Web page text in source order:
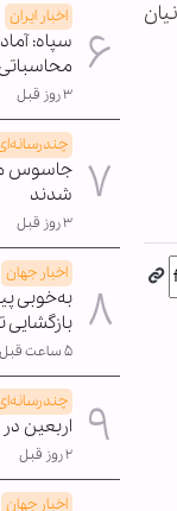
اخبار ایران
سپاه:
۳ روز قبل
جاسوس
شدند
۳ روز قبل
اخبار جهان
به‌خوبی
۵ ساعت قبل
اربعین
۲ روز قبل
اخبار جهان